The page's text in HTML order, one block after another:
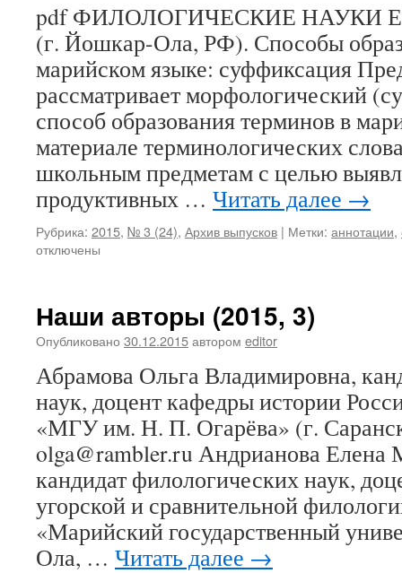
pdf ФИЛОЛОГИЧЕСКИЕ НАУКИ
(г. Йошкар-Ола, РФ). Способы
марийском языке: суффиксация
рассматривает морфологический
способ образования терминов в
материале терминологических
школьным предметам с целью
продуктивных … Читать далее →
Рубрика: 2015, № 3 (24), Архив выпусков | Метки: аннотации,
отключены
Наши авторы (2015, 3)
Опубликовано 30.12.2015автором editor
Абрамова Ольга Владимировна,
наук, доцент кафедры истории
«МГУ им. Н. П. Огарёва» (г.
olga@rambler.ru Андрианова Елена
кандидат филологических наук,
угорской и сравнительной
«Марийский государственный
Ола, … Читать далее →